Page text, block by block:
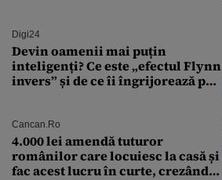
Digi24
Devin oamenii mai puțin
inteligenți? Ce este „efectul Flynn
invers” și de ce îi îngrijorează pe
Cancan.ro
4.000 lei amendă tuturor
românilor care locuiesc la casă și
fac acest lucru în curte, crezând